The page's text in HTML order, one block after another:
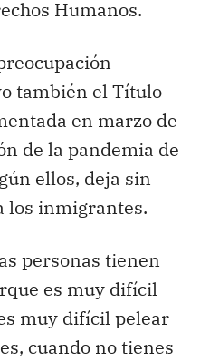
Humanos.
también el Título
en marzo de
de la pandemia de
ellos, deja sin
los inmigrantes.
personas tienen
es muy difícil
muy difícil pelear
cuando no tienes